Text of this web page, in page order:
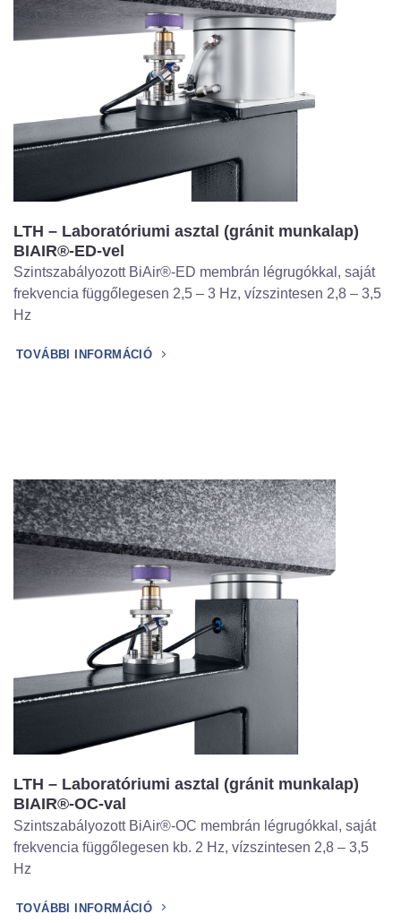
LTH – Laboratóriumi asztal (gránit munkalap)
BIAIR®-ED-vel
Szintszabályozott BiAir®-ED membrán légrugókkal, saját
frekvencia függőlegesen 2,5 – 3 Hz, vízszintesen 2,8 – 3,5
Hz
TOVÁBBI INFORMÁCIÓ
LTH – Laboratóriumi asztal (gránit munkalap)
BIAIR®-OC-val
Szintszabályozott BiAir®-OC membrán légrugókkal, saját
frekvencia függőlegesen kb. 2 Hz, vízszintesen 2,8 – 3,5
Hz
TOVÁBBI INFORMÁCIÓ